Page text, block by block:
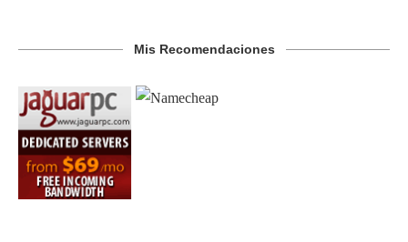
Mis Recomendaciones